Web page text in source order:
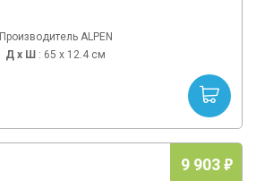
Производитель ALPEN
Д х Ш : 65 x 12.4 см
9 903